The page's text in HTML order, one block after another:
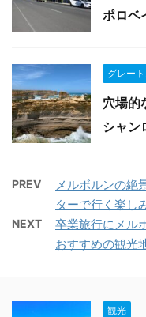
ポロベ
グレー
穴場的
シャン
PREV
メルボルンの絶
ターで行く楽し
NEXT
卒業旅行にメル
おすすめの観光
観光